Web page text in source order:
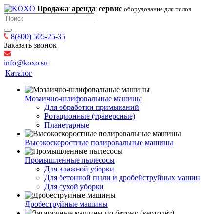
Продажа аренда сервис оборудование для полов
8(800) 505-25-35
Заказать звонок
info@koxo.su
Каталог
Мозаично-шлифовальные машины
Для обработки примыканий
Ротационные (траверсные)
Планетарные
Высокоскоростные полировальные машины
Промышленные пылесосы
Для влажной уборки
Для бетонной пыли и дробейструйных машин
Для сухой уборки
Дробеструйные машины